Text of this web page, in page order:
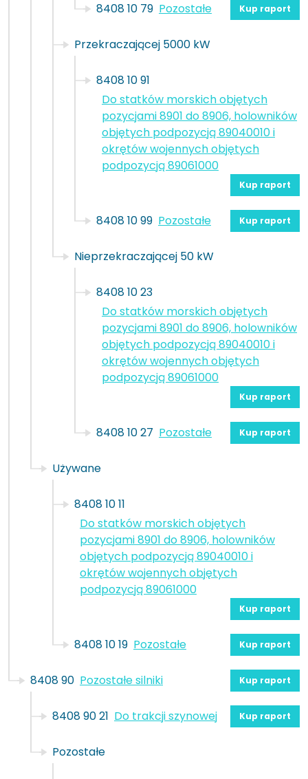
8408 10 79 Pozostałe Kup raport
Przekraczającej 5000 kW
8408 10 91
Do statków morskich objętych
pozycjami 8901 do 8906, holowników
objętych podpozycją 89040010 i
okrętów wojennych objętych
podpozycją 89061000
Kup raport
8408 10 99 Pozostałe Kup raport
Nieprzekraczającej 50 kW
8408 10 23
Do statków morskich objętych
pozycjami 8901 do 8906, holowników
objętych podpozycją 89040010 i
okrętów wojennych objętych
podpozycją 89061000
Kup raport
8408 10 27 Pozostałe Kup raport
Używane
8408 10 11
Do statków morskich objętych
pozycjami 8901 do 8906, holowników
objętych podpozycją 89040010 i
okrętów wojennych objętych
podpozycją 89061000
Kup raport
8408 10 19 Pozostałe Kup raport
8408 90 Pozostałe silniki Kup raport
8408 90 21 Do trakcji szynowej Kup raport
Pozostałe